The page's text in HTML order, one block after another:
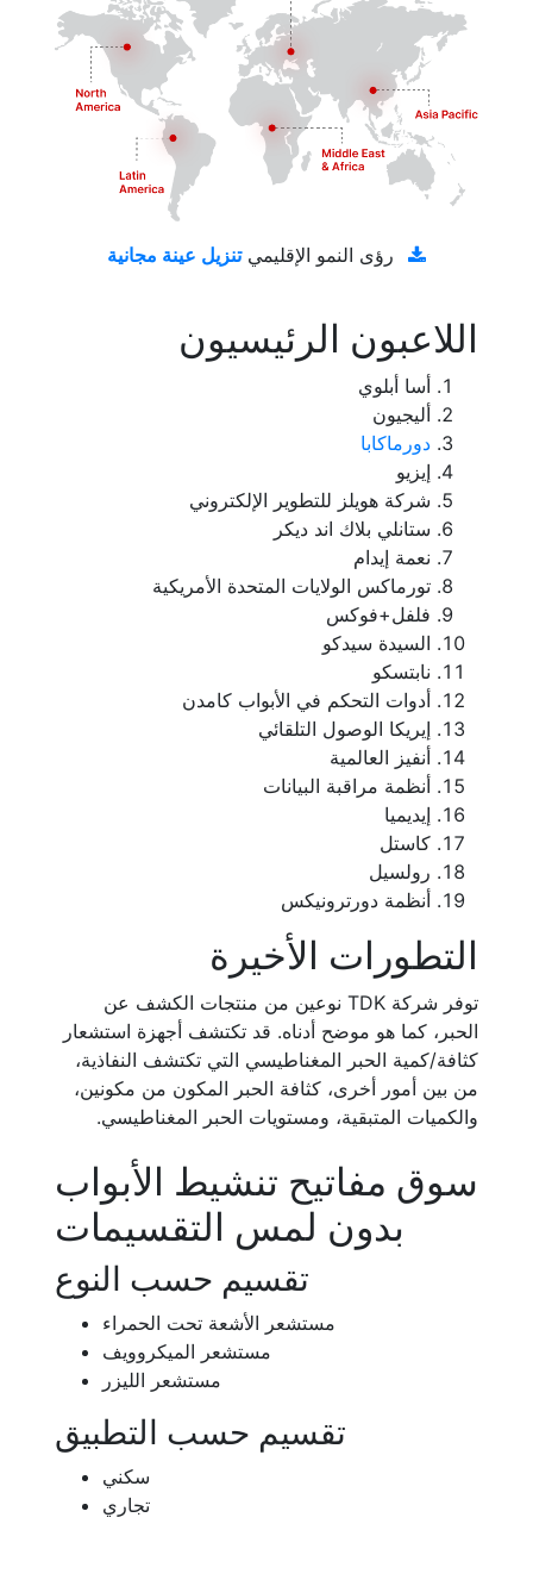
رؤى النمو الإقليمي
اللاعبون الرئيسيون
أسا أبلوي
أليجيون
دورماكابا
إيزيو
شركة هويلز للتطوير الإلكتروني
ستانلي بلاك اند ديكر
نعمة إيدام
تورماكس الولايات المتحدة الأمريكية
فلفل+فوكس
السيدة سيدكو
نابتسكو
أدوات التحكم في الأبواب كامدن
إيريكا الوصول التلقائي
أنفيز العالمية
أنظمة مراقبة البيانات
إيديميا
كاستل
رولسيل
أنظمة دورترونيكس
التطورات الأخيرة
توفر شركة TDK نوعين من منتجات الكشف عن
الحبر، كما هو موضح أدناه. قد تكتشف أجهزة استشعار
كثافة/كمية الحبر المغناطيسي التي تكتشف النفاذية،
من بين أمور أخرى، كثافة الحبر المكون من مكونين،
والكميات المتبقية، ومستويات الحبر المغناطيسي.
سوق مفاتيح تنشيط الأبواب
بدون لمس التقسيمات
تقسيم حسب النوع
مستشعر الأشعة تحت الحمراء
مستشعر الميكروويف
مستشعر الليزر
تقسيم حسب التطبيق
سكني
تجاري